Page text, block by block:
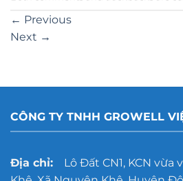
← Previous
Next →
CÔNG TY TNHH GROWELL
Địa chỉ:Lô Đất CN1, KCN vừa